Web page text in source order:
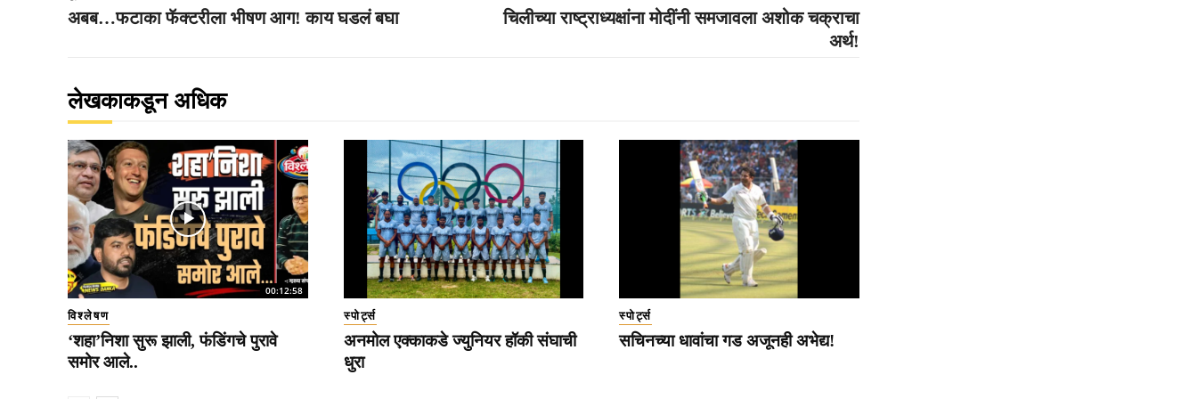
अबब…फटाका फॅक्टरीला भीषण आग! काय घडलं बघा
चिलीच्या राष्ट्राध्यक्षांना मोदींनी समजावला अशोक चक्राचा
अर्थ!
लेखकाकडून अधिक
00:12:58
विश्लेषण
‘शहा’निशा सुरू झाली, फंडिंगचे पुरावे
समोर आले..
स्पोर्ट्स
अनमोल एक्काकडे ज्युनियर हॉकी संघाची
धुरा
स्पोर्ट्स
सचिनच्या धावांचा गड अजूनही अभेद्य!